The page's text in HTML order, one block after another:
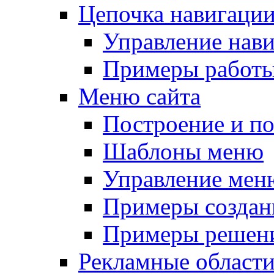
Цепочка
Управление
Примеры
Меню сайта
Построение и
Шаблоны меню
Управление
Примеры
Примеры
Рекламные